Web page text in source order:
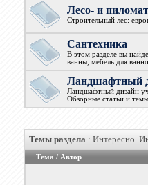
Лесо- и
Строительный лес:
Сантехника
В этом разделе вы
ванны, мебель для
Ландшафтный
Ландшафтный дизайн
Обзорные статьи и темы.
Темы раздела: Интересно.
Тема / Автор